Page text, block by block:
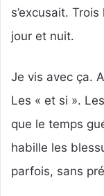
s’excusait.
jour et nuit.
Je vis avec ça.
Les « et si ».
que le temps
habille les
parfois, sans